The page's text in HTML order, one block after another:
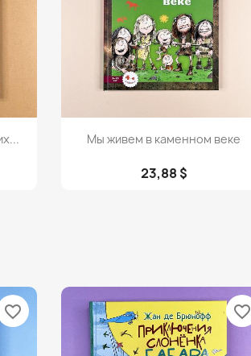
Просмотр
Мы живем в каменном веке
23,88 $
favorite_border favorite_border